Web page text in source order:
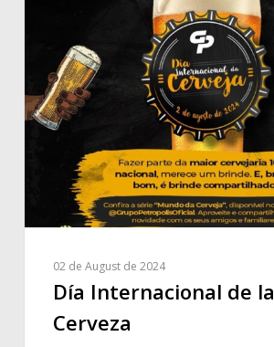
02 de August de 2024
Día Internacional de la
Cerveza